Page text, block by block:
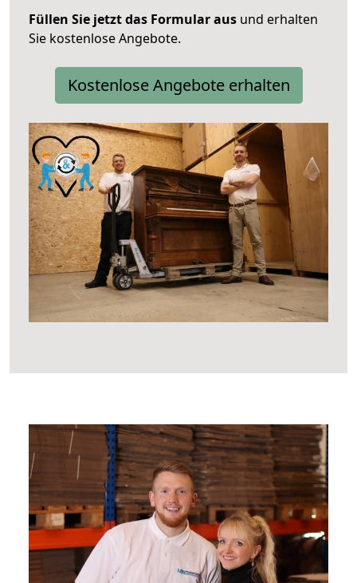
Füllen Sie jetzt das Formular aus und erhalten
Sie kostenlose Angebote.
Kostenlose Angebote erhalten